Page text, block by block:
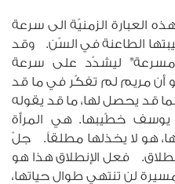
العبارة الزمنيّة الى سرعة
الطاعنة في السّن. وقد
ليشدّد على سرعة
أن مريم لم تفكّر في ما قد
قد يحصل لها، ما قد يقوله
يوسف خطّيبها. هي المرأة
هو لا يخذلها مطلقاً. جلّ
فعل الإنطلاق هذا هو
لن تنتهي طوال حياتها،